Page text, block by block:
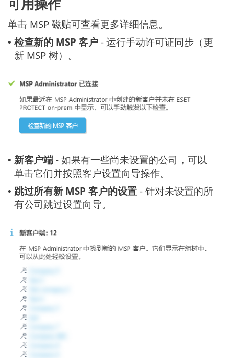
单击 MSP 磁贴可查看更多详细信息。
• 检查新的 MSP 客户 - 运行手动许可证同步（更
新 MSP 树）。
• 新客户端 - 如果有一些尚未设置的公司，可以
单击它们并按照客户设置向导操作。
• 跳过所有新 MSP 客户的设置 - 针对未设置的所
有公司跳过设置向导。